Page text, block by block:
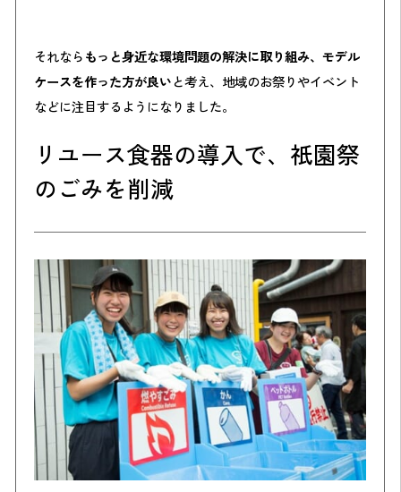
それならもっと身近な環境問題の解決に取り組み、モデル
ケースを作った方が良いと考え、地域のお祭りやイベント
などに注目するようになりました。
リユース食器の導入で、祇園祭
のごみを削減